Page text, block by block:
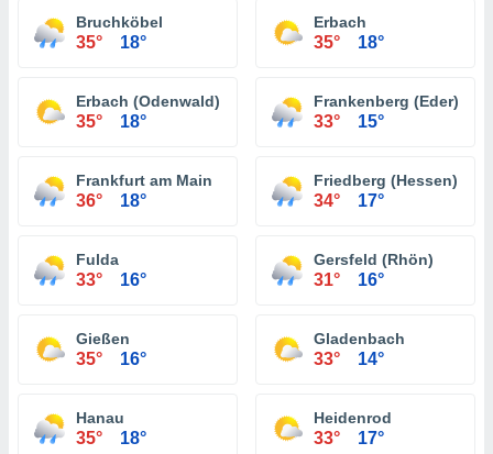
Bruchköbel
35° 18°
Erbach
35° 18°
Erbach (Odenwald)
35° 18°
Frankenberg (Eder)
33° 15°
Frankfurt am Main
36° 18°
Friedberg (Hessen)
34° 17°
Fulda
33° 16°
Gersfeld (Rhön)
31° 16°
Gießen
35° 16°
Gladenbach
33° 14°
Hanau
35° 18°
Heidenrod
33° 17°